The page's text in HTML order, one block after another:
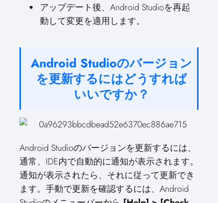
アップデート後、Android Studioを再起
動して変更を適用します。
Android Studioのバージョン
を更新するにはどうすれば
いいですか？
Android Studioのバージョンを更新するには、
通常、IDE内で自動的に通知が表示されます。
通知が表示されたら、それに従って更新でき
ます。手動で更新を確認するには、Android